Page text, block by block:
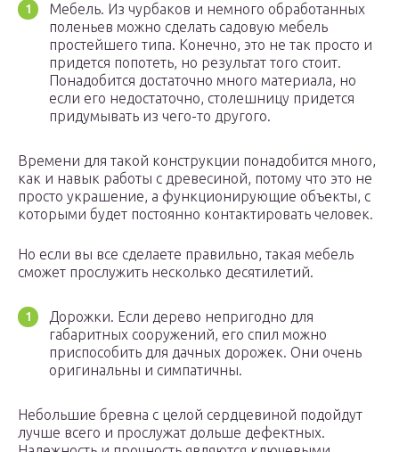
Мебель. Из чурбаков и немного обработанных
поленьев можно сделать садовую мебель
простейшего типа. Конечно, это не так просто и
придется попотеть, но результат того стоит.
Понадобится достаточно много материала, но
если его недостаточно, столешницу придется
придумывать из чего-то другого.
Времени для такой конструкции понадобится много,
как и навык работы с древесиной, потому что это не
просто украшение, а функционирующие объекты, с
которыми будет постоянно контактировать человек.
Но если вы все сделаете правильно, такая мебель
сможет прослужить несколько десятилетий.
Дорожки. Если дерево непригодно для
габаритных сооружений, его спил можно
приспособить для дачных дорожек. Они очень
оригинальны и симпатичны.
Небольшие бревна с целой сердцевиной подойдут
лучше всего и прослужат дольше дефектных.